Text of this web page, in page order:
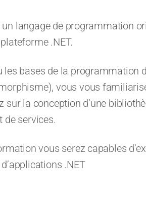
langage de programmation
.NET.
les bases de la programmation
vous vous
sur la conception d’une
de services.
vous serez capables
.NET